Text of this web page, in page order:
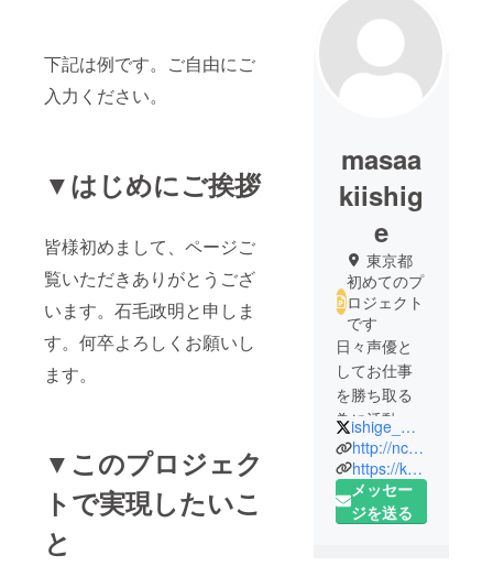
下記は例です。ご自由にご
入力ください。
▼はじめにご挨拶
皆様初めまして、ページご
覧いただきありがとうござ
います。石毛政明と申しま
す。何卒よろしくお願いし
ます。
▼このプロジェク
トで実現したいこ
と
masaa
kiishig
e
東京都
初めてのプ
ロジェクト
です
日々声優と
してお仕事
を勝ち取る
為に活動し
ています。
笑顔で突き
進み折れな
い心で日々
ishige_masaaki_
http://ncode.syosetu.com/n1295dx/
https://kakuyomu.jp/works/1177354054882877179
メッセー
ジを送る